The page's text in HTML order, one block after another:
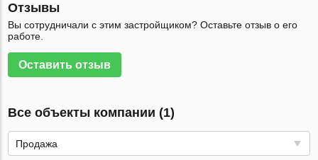
Отзывы
Вы сотрудничали с этим застройщиком? Оставьте отзыв о его
работе.
Оставить отзыв
Все объекты компании (1)
Продажа